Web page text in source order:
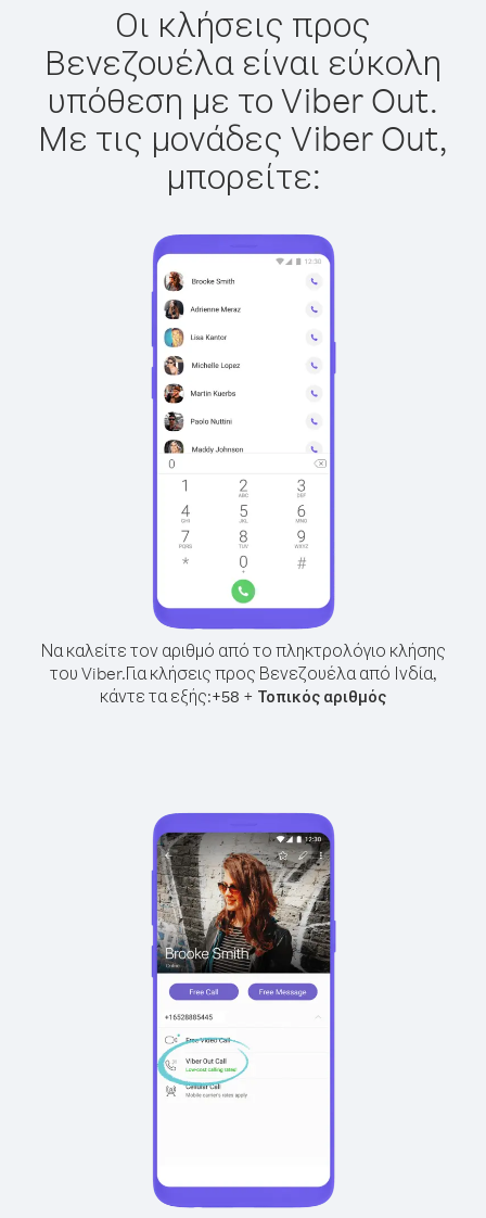
Οι κλήσεις προς
Βενεζουέλα είναι εύκολη
υπόθεση με το Viber Out.
Με τις μονάδες Viber Out,
μπορείτε:
Να καλείτε τον αριθμό από το πληκτρολόγιο κλήσης
του Viber.Για κλήσεις προς Βενεζουέλα από Ινδία,
κάντε τα εξής:+58 + Τοπικός αριθμός